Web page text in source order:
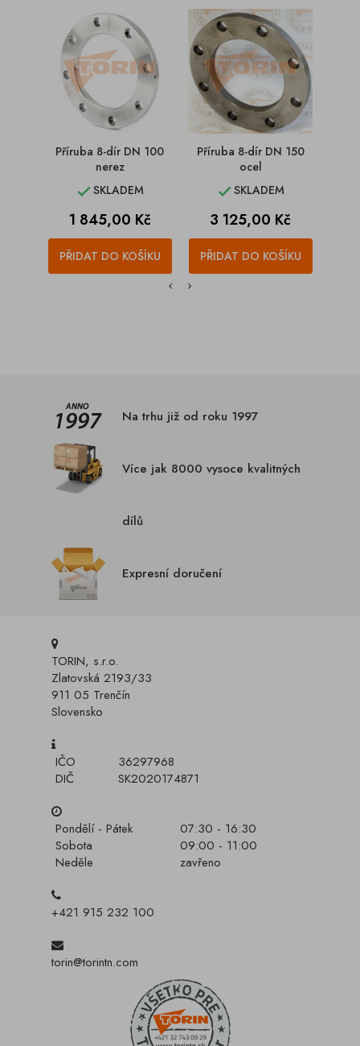
Příruba 8-dír DN 100
nerez
SKLADEM
Cena
1 845,00 Kč
PŘIDAT DO KOŠÍKU
Příruba 8-dír DN 150
ocel
SKLADEM
Cena
3 125,00 Kč
PŘIDAT DO KOŠÍKU
Na trhu již od roku 1997
Více jak 8000 vysoce kvalitných
dílů
Expresní doručení
TORIN, s.r.o.
Zlatovská 2193/33
911 05 Trenčín
Slovensko
IČO
36297968
DIČ
SK2020174871
Pondělí - Pátek
07:30 - 16:30
Sobota
09:00 - 11:00
Neděle
zavřeno
+421 915 232 100
torin@torintn.com